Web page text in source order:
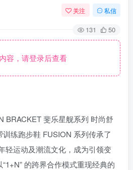
关注 私信
131 50
容，请登录后查看
BRACKET 斐乐星舰系列 时尚舒
练跑步鞋 FUSION 系列传承了
轻运动及潮流文化，成为引领变
的跨界合作模式重现经典的